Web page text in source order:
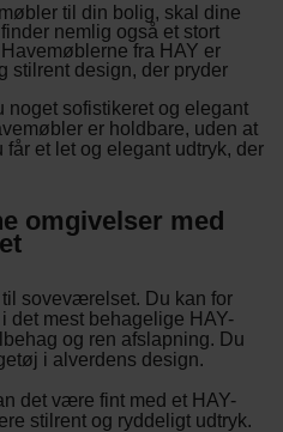
til din bolig, skal dine
nemlig også et stort
fra HAY er
stilrent design, der pryder
noget sofistikeret og elegant
er holdbare, uden at
et let og elegant udtryk, der
omgivelser med
soveværelset. Du kan for
det mest behagelige HAY-
og ren afslapning. Du
i alverdens design.
det være fint med et HAY-
stilrent og ryddeligt udtryk.